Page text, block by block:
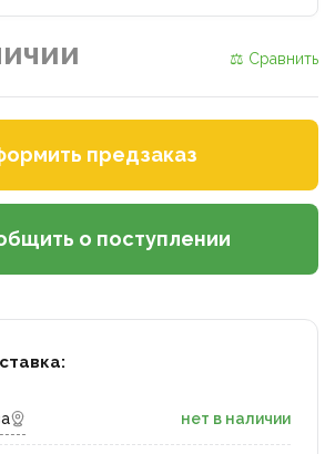
⚖ Сравнить
предзаказ
о поступлении
нет в наличии